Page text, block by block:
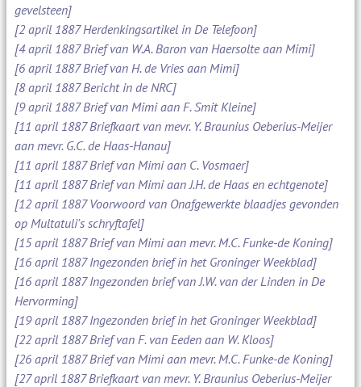
gevelsteen]
[2 april 1887 Herdenkingsartikel in De Telefoon]
[4 april 1887 Brief van W.A. Baron van Haersolte aan Mimi]
[6 april 1887 Brief van H. de Vries aan Mimi]
[8 april 1887 Bericht in de NRC]
[9 april 1887 Brief van Mimi aan F. Smit Kleine]
[11 april 1887 Briefkaart van mevr. Y. Braunius Oeberius-Meijer
aan mevr. G.C. de Haas-Hanau]
[11 april 1887 Brief van Mimi aan C. Vosmaer]
[11 april 1887 Brief van Mimi aan J.H. de Haas en echtgenote]
[12 april 1887 Voorwoord van Onafgewerkte blaadjes gevonden
op Multatuli's schryftafel]
[15 april 1887 Brief van Mimi aan mevr. M.C. Funke-de Koning]
[16 april 1887 Ingezonden brief in het Groninger Weekblad]
[16 april 1887 Ingezonden brief van J.W. van der Linden in De
Hervorming]
[19 april 1887 Ingezonden brief in het Groninger Weekblad]
[22 april 1887 Brief van F. van Eeden aan W. Kloos]
[26 april 1887 Brief van Mimi aan mevr. M.C. Funke-de Koning]
[27 april 1887 Briefkaart van mevr. Y. Braunius Oeberius-Meijer